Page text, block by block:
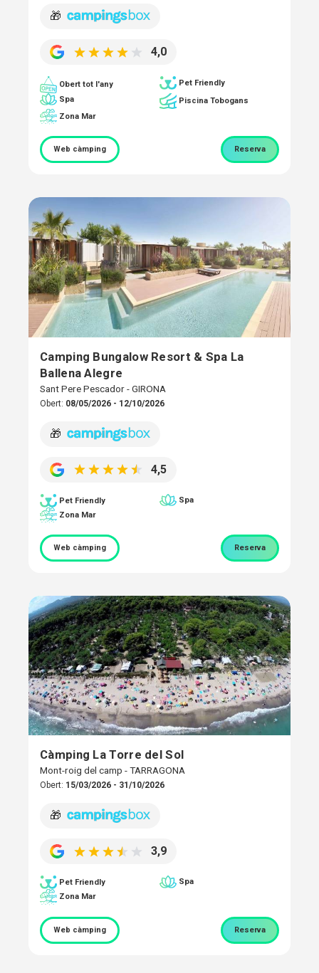
🎁
4,0
Obert tot l'any
Pet Friendly
Spa
Piscina Tobogans
Zona Mar
Web càmping Reserva
Camping Bungalow Resort & Spa La
Ballena Alegre
Sant Pere Pescador - GIRONA
Obert: 08/05/2026 - 12/10/2026
🎁
4,5
Pet Friendly
Spa
Zona Mar
Web càmping Reserva
Càmping La Torre del Sol
Mont-roig del camp - TARRAGONA
Obert: 15/03/2026 - 31/10/2026
🎁
3,9
Pet Friendly
Spa
Zona Mar
Web càmping Reserva